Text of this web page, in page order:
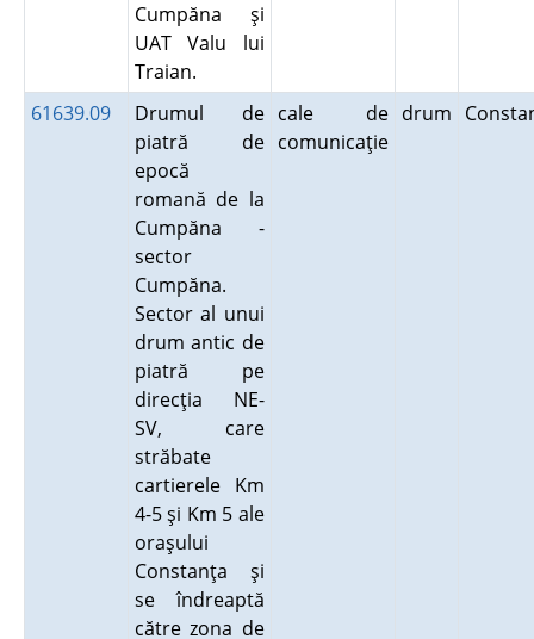
Cumpăna şi
UAT Valu lui
Traian.
61639.09
Drumul de
piatră de
epocă
romană de la
Cumpăna -
sector
Cumpăna.
Sector al unui
drum antic de
piatră pe
direcţia NE-
SV, care
străbate
cartierele Km
4-5 şi Km 5 ale
oraşului
Constanţa şi
se îndreaptă
către zona de
cale de
comunicaţie
drum